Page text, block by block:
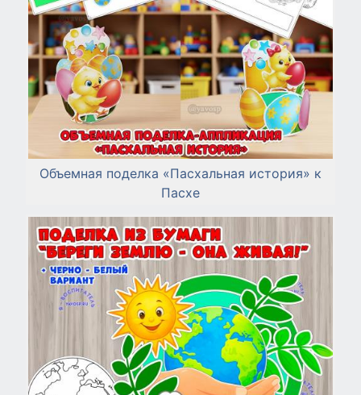
Объемная поделка «Пасхальная история» к
Пасхе